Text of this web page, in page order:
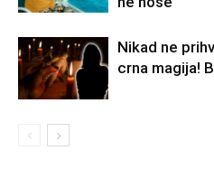
Nikad ne
crna magija!